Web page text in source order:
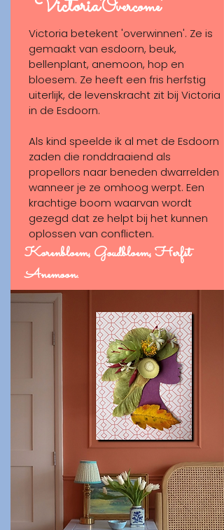
Victoria'Overcome'
Victoria betekent 'overwinnen'. Ze is
gemaakt van esdoorn, beuk,
bellenplant, anemoon, hop en
bloesem. Ze heeft een fris herfstig
uiterlijk, de levenskracht zit bij Victoria
in de Esdoorn.
Als kind speelde ik al met de Esdoorn
zaden die ronddraaiend als
propellors naar beneden dwarrelden
wanneer je ze omhoog werpt. Een
krachtige boom waarvan wordt
gezegd dat ze helpt bij het kunnen
oplossen van conflicten.
Korenbloem, Goudbloem, Herfst
Anemoon.